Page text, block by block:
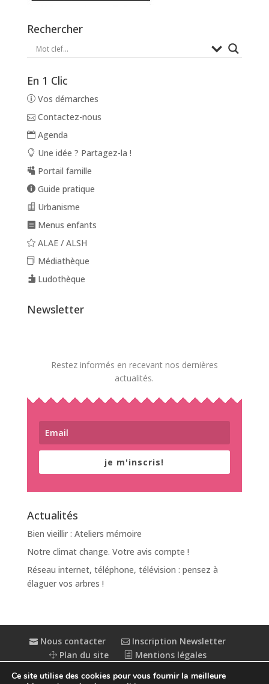
Rechercher
En 1 Clic
Vos démarches
Contactez-nous
Agenda
Une idée ? Partagez-la !
Portail famille
Guide pratique
Urbanisme
Menus enfants
ALAE / ALSH
Médiathèque
Ludothèque
Newsletter
Restez informés en recevant nos dernières
actualités.
je m'inscris!
Actualités
Bien vieillir : Ateliers mémoire
Notre climat change. Votre avis compte !
Réseau internet, téléphone, télévision : pensez à
élaguer vos arbres !
Nous contacter
Inscription Newsletter
Plan du site
Mentions légales
Ce site utilise des cookies pour vous fournir la meilleure